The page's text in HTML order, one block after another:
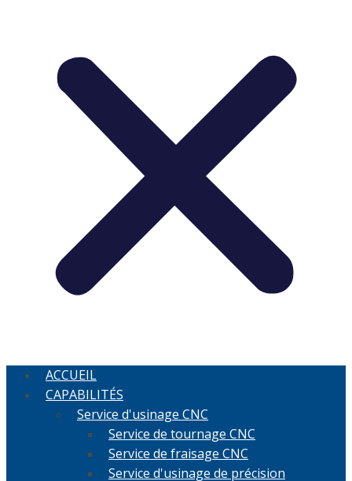
ACCUEIL
CAPABILITÉS
Service d'usinage CNC
Service de tournage CNC
Service de fraisage CNC
Service d'usinage de précision